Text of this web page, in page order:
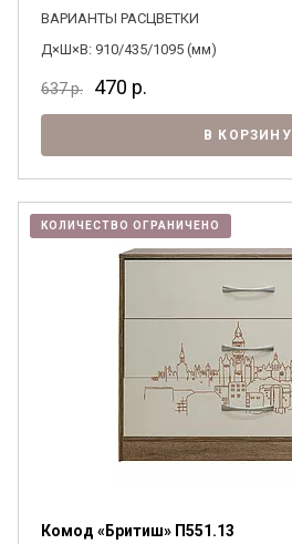
ВАРИАНТЫ РАСЦВЕТКИ
Д×Ш×В: 910/435/1095 (мм)
637р. 470 р.
В КОРЗИНУ
КОЛИЧЕСТВО ОГРАНИЧЕНО
Комод «Бритиш» П551.13